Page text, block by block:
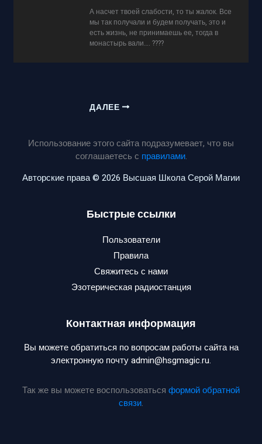
А насчет твоей слабости, то ты жалок. Все
мы так получали и будем получать, это и
есть жизнь, не принимаешь ее, тогда в
монастырь вали…. ????
ДАЛЕЕ
Использование этого сайта подразумевает, что вы
соглашаетесь с правилами.
Авторские права © 2026 Высшая Школа Серой Магии
Быстрые ссылки
Пользователи
Правила
Свяжитесь с нами
Эзотерическая радиостанция
Контактная информация
Вы можете обратиться по вопросам работы сайта на
электронную почту admin@hsgmagic.ru.
Так же вы можете воспользоваться формой обратной
связи.